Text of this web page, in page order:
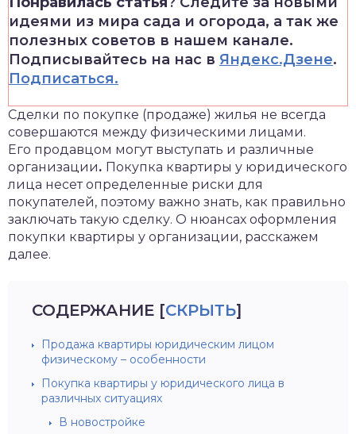
идеями из мира сада и огорода, а так же
полезных советов в нашем канале.
Подписывайтесь на нас в Яндекс.Дзене.
Подписаться.
Сделки по покупке (продаже) жилья не всегда
совершаются между физическими лицами.
Его продавцом могут выступать и различные
организации. Покупка квартиры у юридического
лица несет определенные риски для
покупателей, поэтому важно знать, как правильно
заключать такую сделку. О нюансах оформления
покупки квартиры у организации, расскажем
далее.
СОДЕРЖАНИЕ [СКРЫТЬ]
Продажа квартиры юридическим лицом
физическому – особенности
Покупка квартиры у юридического лица в
различных ситуациях
В новостройке